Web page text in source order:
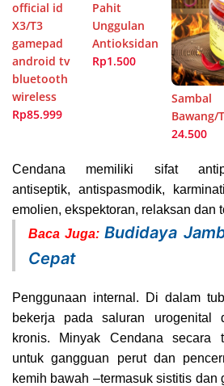
official id
X3/T3
gamepad
android tv
bluetooth
wireless
Rp85.999
Pahit
Unggulan
Antioksidan
Rp1.500
Sambal
Bawang/
24.500
Cendana memiliki sifat
antiseptik, antispasmodik,
emolien, ekspektoran, relaksan dan
Baca Juga:Budidaya
Cepat
Penggunaan internal. Di dalam
bekerja pada saluran urogenital
kronis. Minyak Cendana secara
untuk gangguan perut dan
kemih bawah –termasuk sistitis dan